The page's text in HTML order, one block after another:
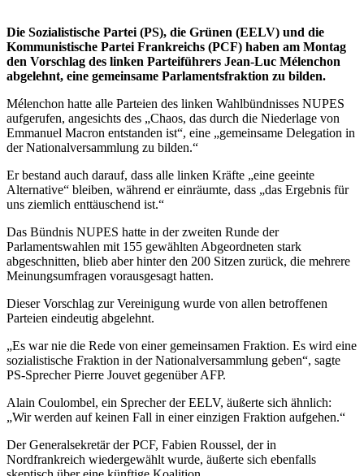
Die Sozialistische Partei (PS), die Grünen (EELV) und die
Kommunistische Partei Frankreichs (PCF) haben am Montag
den Vorschlag des linken Parteiführers Jean-Luc Mélenchon
abgelehnt, eine gemeinsame Parlamentsfraktion zu bilden.
Mélenchon hatte alle Parteien des linken Wahlbündnisses NUPES
aufgerufen, angesichts des „Chaos, das durch die Niederlage von
Emmanuel Macron entstanden ist“, eine „gemeinsame Delegation in
der Nationalversammlung zu bilden.“
Er bestand auch darauf, dass alle linken Kräfte „eine geeinte
Alternative“ bleiben, während er einräumte, dass „das Ergebnis für
uns ziemlich enttäuschend ist.“
Das Bündnis NUPES hatte in der zweiten Runde der
Parlamentswahlen mit 155 gewählten Abgeordneten stark
abgeschnitten, blieb aber hinter den 200 Sitzen zurück, die mehrere
Meinungsumfragen vorausgesagt hatten.
Dieser Vorschlag zur Vereinigung wurde von allen betroffenen
Parteien eindeutig abgelehnt.
„Es war nie die Rede von einer gemeinsamen Fraktion. Es wird eine
sozialistische Fraktion in der Nationalversammlung geben“, sagte
PS-Sprecher Pierre Jouvet gegenüber AFP.
Alain Coulombel, ein Sprecher der EELV, äußerte sich ähnlich:
„Wir werden auf keinen Fall in einer einzigen Fraktion aufgehen.“
Der Generalsekretär der PCF, Fabien Roussel, der in
Nordfrankreich wiedergewählt wurde, äußerte sich ebenfalls